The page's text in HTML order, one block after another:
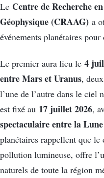
Le Centre de Recherche
Géophysique (CRAAG) a
événements planétaires pour
Le premier aura lieu le 4
entre Mars et Uranus,
l’une de l’autre dans le ciel
est fixé au 17 juillet 2026,
spectaculaire entre la
planétaires rappellent que
pollution lumineuse, offre
naturels de toute la région